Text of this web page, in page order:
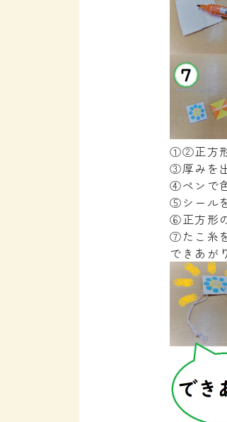
①②正方形
③厚みを
④ペンで
⑤シール
⑥正方形
⑦たこ糸
できあが